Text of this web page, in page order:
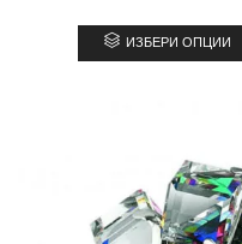
ИЗБЕРИ ОПЦИИ